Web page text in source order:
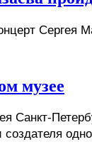
Сергея
музее
Санкт-